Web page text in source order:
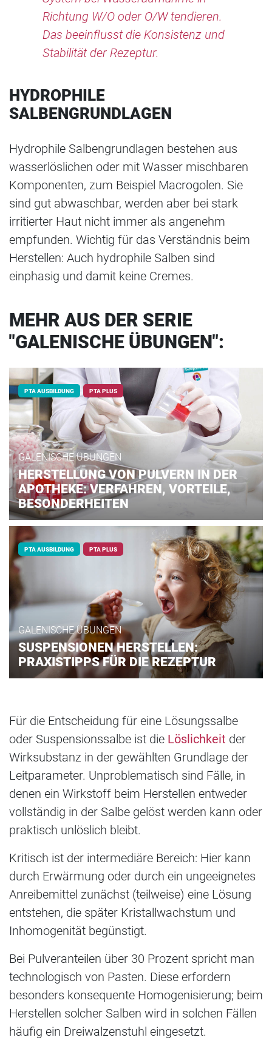
Richtung W/O oder O/W tendieren.
Das beeinflusst die Konsistenz und
Stabilität der Rezeptur.
HYDROPHILE
SALBENGRUNDLAGEN
Hydrophile Salbengrundlagen bestehen aus
wasserlöslichen oder mit Wasser mischbaren
Komponenten, zum Beispiel Macrogolen. Sie
sind gut abwaschbar, werden aber bei stark
irritierter Haut nicht immer als angenehm
empfunden. Wichtig für das Verständnis beim
Herstellen: Auch hydrophile Salben sind
einphasig und damit keine Cremes.
MEHR AUS DER SERIE
"GALENISCHE ÜBUNGEN":
PTA AUSBILDUNG PTA PLUS
GALENISCHE ÜBUNGEN
HERSTELLUNG VON PULVERN IN DER
APOTHEKE: VERFAHREN, VORTEILE,
BESONDERHEITEN
PTA AUSBILDUNG PTA PLUS
GALENISCHE ÜBUNGEN
SUSPENSIONEN HERSTELLEN:
PRAXISTIPPS FÜR DIE REZEPTUR
Für die Entscheidung für eine Lösungssalbe
oder Suspensionssalbe ist die Löslichkeit der
Wirksubstanz in der gewählten Grundlage der
Leitparameter. Unproblematisch sind Fälle, in
denen ein Wirkstoff beim Herstellen entweder
vollständig in der Salbe gelöst werden kann oder
praktisch unlöslich bleibt.
Kritisch ist der intermediäre Bereich: Hier kann
durch Erwärmung oder durch ein ungeeignetes
Anreibemittel zunächst (teilweise) eine Lösung
entstehen, die später Kristallwachstum und
Inhomogenität begünstigt.
Bei Pulveranteilen über 30 Prozent spricht man
technologisch von Pasten. Diese erfordern
besonders konsequente Homogenisierung; beim
Herstellen solcher Salben wird in solchen Fällen
häufig ein Dreiwalzenstuhl eingesetzt.